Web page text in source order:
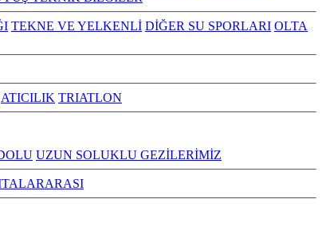
TEKNE VE YELKENLİ DİĞER SU SPORLARI OLTA
ATICILIK TRIATLON
UZUN SOLUKLU GEZİLERİMİZ